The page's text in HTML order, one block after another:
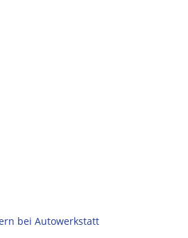
bei Autowerkstatt